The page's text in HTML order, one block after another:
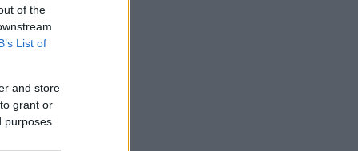
of the
List of
and store
grant or
purposes